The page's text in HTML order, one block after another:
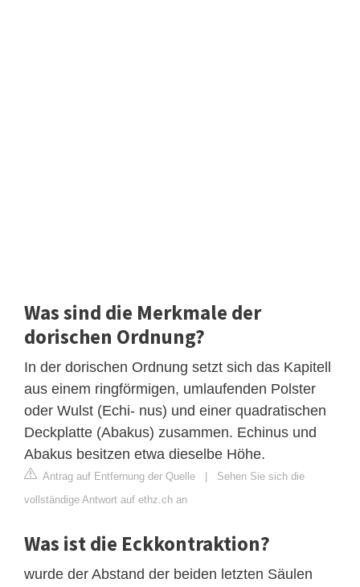
Was sind die Merkmale der
dorischen Ordnung?
In der dorischen Ordnung setzt sich das Kapitell
aus einem ringförmigen, umlaufenden Polster
oder Wulst (Echi- nus) und einer quadratischen
Deckplatte (Abakus) zusammen. Echinus und
Abakus besitzen etwa dieselbe Höhe.
Antrag auf Entfernung der Quelle
Sehen Sie sich die
vollständige Antwort auf ethz.ch an
Was ist die Eckkontraktion?
wurde der Abstand der beiden letzten Säulen